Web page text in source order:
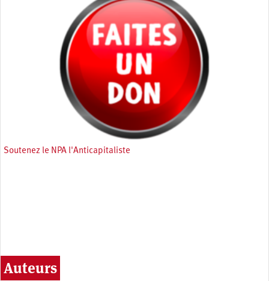
Soutenez le NPA l'Anticapitaliste
Auteurs